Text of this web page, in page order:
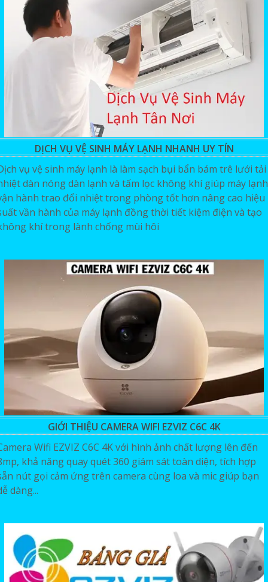
DỊCH VỤ VỆ SINH MÁY LẠNH NHANH UY TÍN
vụ vệ sinh máy lạnh là làm sạch bụi bẩn bám trê lưới tải
dàn nóng dàn lạnh và tấm lọc không khí giúp máy lạnh
hành trao đổi nhiệt trong phòng tốt hơn nâng cao hiệu
vần hành của máy lạnh đồng thời tiết kiệm điện và tạo
khí trong lành chống mùi hôi
GIỚI THIỆU CAMERA WIFI EZVIZ C6C 4K
Wifi EZVIZ C6C 4K với hình ảnh chất lượng lên đến
khả năng quay quét 360 giám sát toàn diện, tích hợp
nút gọi cảm ứng trên camera cùng loa và mic giúp bạn
dàng...